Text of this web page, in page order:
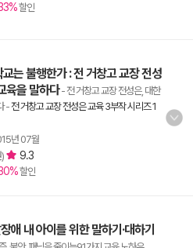
할인
는 불행한가 : 전 거창고 교장 전성
육을 말하다- 전 거창고 교장 전성은, 대한
-전 거창고 교장 전성은 교육 3부작 시리즈 1
년 07월
9.3
할인
애 내 아이를 위한 말하기·대하기